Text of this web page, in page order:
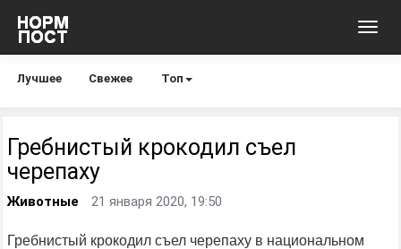
Лучшее Свежее Топ
Гребнистый крокодил съел
черепаху
Животные 21 января 2020, 19:50
Гребнистый крокодил съел черепаху в национальном